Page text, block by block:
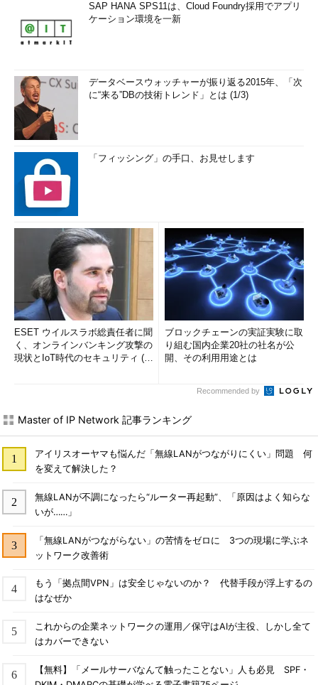
SAP HANA SPS11は、Cloud Foundry採用でアプリ
ケーション環境を一新
データベースウォッチャーが振り返る2015年、「次
に“来る”DBの技術トレンド」とは (1/3)
「フィッシング」の手口、お見せします
ESET ウイルスラボ総責任者に聞
く、オンラインバンキング攻撃の
現状とIoT時代のセキュリティ (1/
ブロックチェーンの実証実験に取
り組む国内企業20社の社名が公
開、その利用用途とは
Recommended by
Master of IP Network 記事ランキング
アイリスオーヤマも悩んだ「無線LANがつながりにくい」問題 何
を変えて解決した？
無線LANが不調になったら“ルーター再起動”、「原因はよく知らな
いが……」
「無線LANがつながらない」の苦情をゼロに 3つの現場に学ぶネ
ットワーク改善術
もう「拠点間VPN」は安全じゃないのか？ 代替手段が浮上するの
はなぜか
これからの企業ネットワークの運用／保守はAIが主役、しかし全て
はカバーできない
【無料】「メールサーバなんて触ったことない」人も必見 SPF・